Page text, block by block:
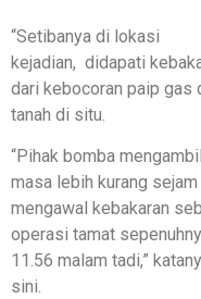
“Setibanya di lokasi
kejadian, didapati
dari kebocoran paip gas
tanah di situ.
“Pihak bomba mengambil
masa lebih kurang sejam
mengawal kebakaran
operasi tamat
11.56 malam tadi,”
sini.